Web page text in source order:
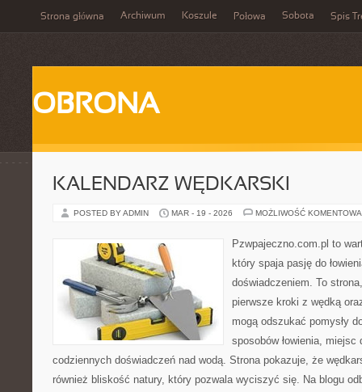
Strona główna Archiwum Koszule Połowa Sobota Spis
OBRONA
KALENDARZ WĘDKARSKI
POSTED BY ADMIN MAR - 19 - 2026 MOŻLIWOŚĆ
Pzwpajeczno.com.pl to
który spaja pasję do
doświadczeniem. To
pierwsze kroki z wędką
mogą odszukać pomysły
sposobów łowienia, miejsc
codziennych doświadczeń nad wodą. Strona pokazuje, że
również bliskość natury, który pozwala wyciszyć się. Na blogu